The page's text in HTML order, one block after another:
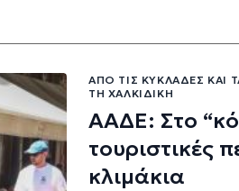
ΑΠΌ ΤΙΣ ΚΥΚΛΆΔΕΣ ΚΑΙ
ΤΗ ΧΑΛΚΙΔΙΚΉ
ΑΑΔΕ: Στο
τουριστικές
κλιμάκια